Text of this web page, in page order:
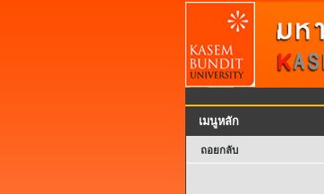
เมนูหลัก
ถอยกลับ